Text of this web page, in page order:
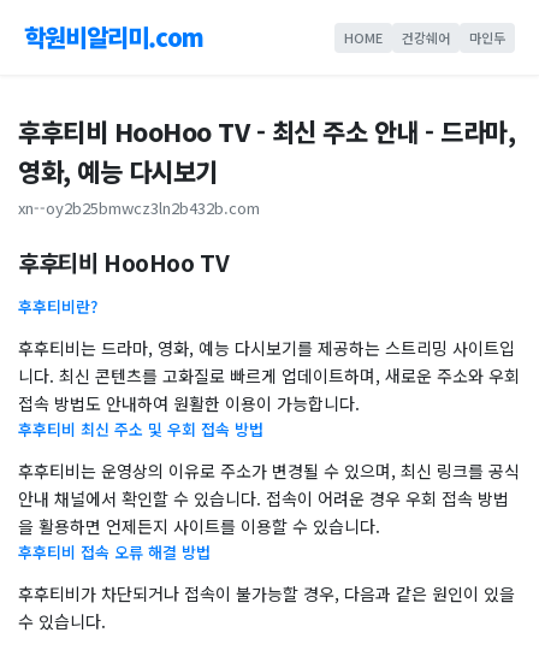
학원비알리미.com HOME 건강쉐어 마인두
후후티비 HooHoo TV - 최신 주소 안내 - 드라마,
영화, 예능 다시보기
xn--oy2b25bmwcz3ln2b432b.com
후후티비 HooHoo TV
후후티비란?
후후티비는 드라마, 영화, 예능 다시보기를 제공하는 스트리밍 사이트입
니다. 최신 콘텐츠를 고화질로 빠르게 업데이트하며, 새로운 주소와 우회
접속 방법도 안내하여 원활한 이용이 가능합니다.
후후티비 최신 주소 및 우회 접속 방법
후후티비는 운영상의 이유로 주소가 변경될 수 있으며, 최신 링크를 공식
안내 채널에서 확인할 수 있습니다. 접속이 어려운 경우 우회 접속 방법
을 활용하면 언제든지 사이트를 이용할 수 있습니다.
후후티비 접속 오류 해결 방법
후후티비가 차단되거나 접속이 불가능할 경우, 다음과 같은 원인이 있을
수 있습니다.